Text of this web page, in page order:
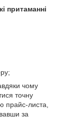
притаманні
чому
точну
прайс-листа,
за